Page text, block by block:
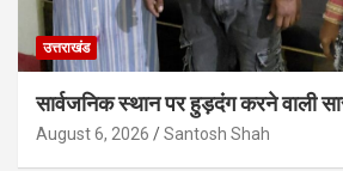
उत्तराखंड
सार्वजनिक स्थान पर हुड़दंग करने वाली
August 6, 2026 Santosh Shah